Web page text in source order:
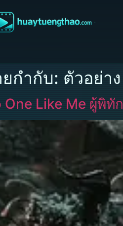
กำกับ: ตัวอย่า
One Like Me ผู้พิ